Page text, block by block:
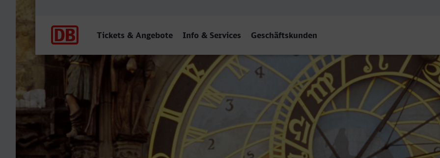
Tickets & Angebote Info & Services Geschäftskunden
Viersen - Praha-Holesovice